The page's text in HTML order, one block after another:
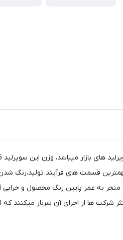
قسمت های فرآیند
به عمر پایین رنگ محصول و
شرکت ها از اجرای آن سرباز